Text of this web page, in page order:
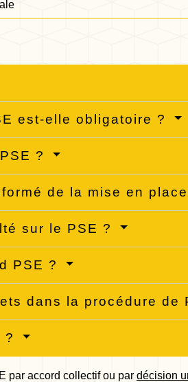
est-elle obligatoire ?
?
de la mise en
sur le PSE ?
PSE ?
dans la procédure de
?
par accord collectif ou par décision